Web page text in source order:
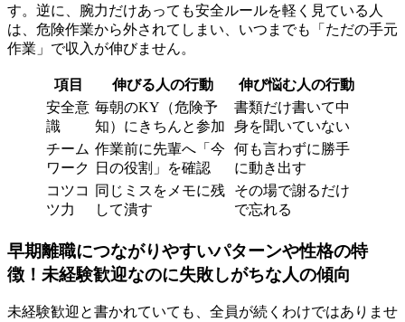
す。逆に、腕力だけあっても安全ルールを軽く見ている人
は、危険作業から外されてしまい、いつまでも「ただの手元
作業」で収入が伸びません。
項目 伸びる人の行動
伸び悩む人の行動
安全意
識
毎朝のKY（危険予
知）にきちんと参加
書類だけ書いて中
身を聞いていない
チーム
ワーク
作業前に先輩へ「今
日の役割」を確認
何も言わずに勝手
に動き出す
コツコ
ツ力
同じミスをメモに残
して潰す
その場で謝るだけ
で忘れる
早期離職につながりやすいパターンや性格の特
徴！未経験歓迎なのに失敗しがちな人の傾向
未経験歓迎と書かれていても、全員が続くわけではありませ